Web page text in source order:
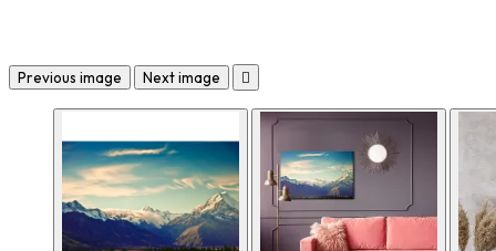
Previous image Next image 